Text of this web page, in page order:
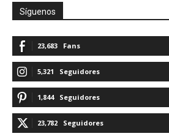
Síguenos
23,683 Fans
5,321 Seguidores
1,844 Seguidores
23,782 Seguidores